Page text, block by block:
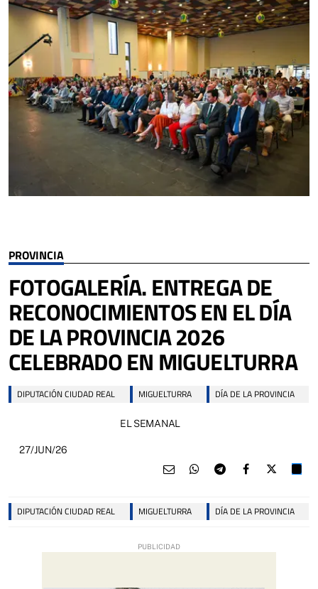
PROVINCIA
FOTOGALERÍA. ENTREGA DE
RECONOCIMIENTOS EN EL DÍA
DE LA PROVINCIA 2026
CELEBRADO EN MIGUELTURRA
DIPUTACIÓN CIUDAD REAL MIGUELTURRA DÍA DE LA PROVINCIA
EL SEMANAL
27/JUN/26
DIPUTACIÓN CIUDAD REAL MIGUELTURRA DÍA DE LA PROVINCIA